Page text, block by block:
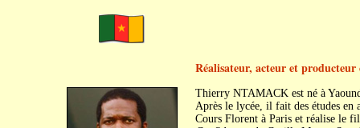
Réalisateur, acteur et producteur
Thierry NTAMACK est né à
Après le lycée, il fait des études en
Cours Florent à Paris et réalise le